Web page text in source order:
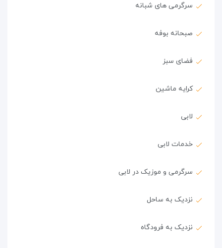
سرگرمی های شبانه
صبحانه بوفه
فضای سبز
کرایه ماشین
لابی
خدمات لابی
سرگرمی و موزیک در لابی
نزدیک به ساحل
نزدیک به فرودگاه